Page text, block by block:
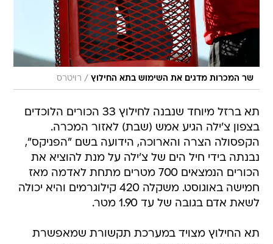
שר המכרות מדגים את השימוש בתא החילוץ / רויטרס
תא ברזל מיוחד שנבנה לחילוץ 33 הכורים הלוכדים
בצפון צ'ילה הגיע אמש (שבת) לאזור המכרה.
הקפסולה הצרה והארוכה, הידועה בשם "הפניקס",
נבנתה בידי חיל הים של צ'ילה על מנת להוציא את
הכורים הנמצאים 700 מטרים מתחת לאדמה מאז
חמישה באוגוסט. משקלה 420 קילוגרמים והיא יכולה
לשאת אדם בגובה של עד 1.90 מטר.
תא החילוץ מצויד במערכת תקשורת שמאפשרת